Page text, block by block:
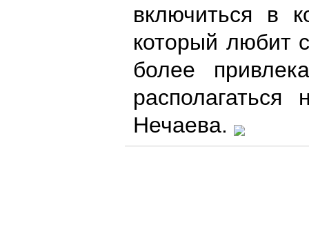
включиться в
который любит
более
Нечаева.